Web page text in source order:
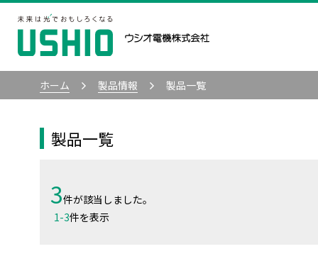
ホーム 製品情報 製品一覧
製品一覧
3件が該当しました。
1-3件を表示